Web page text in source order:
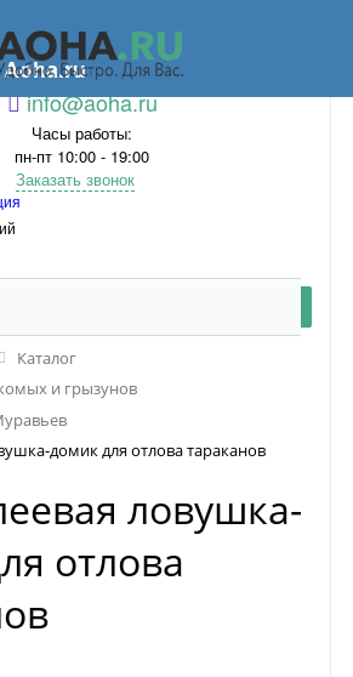
Aoha.ru
info@aoha.ru
Часы работы:
пн-пт 10:00 - 19:00
Заказать звонок
Каталог
и грызунов
домик для отлова тараканов
ловушка-
отлова